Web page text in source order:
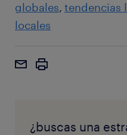
globales tendencias
locales
¿buscas una